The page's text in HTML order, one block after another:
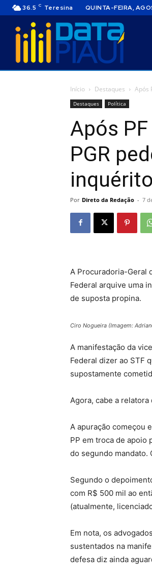
36.5 C Teresina QUINTA-FEIRA,
Início Destaques Após
Destaques Política
Após
PGR
Por Direto da Redação - 7
A Procuradoria-Geral
Federal arquive uma
de suposta propina.
Ciro Nogueira (Imagem:
A manifestação da
Federal dizer ao STF
supostamente
Agora, cabe a
A apuração começou
PP em troca de apoio
do segundo mandato.
Segundo o
com R$ 500 mil ao
(atualmente,
Em nota, os
sustentados na
defesa diz ainda